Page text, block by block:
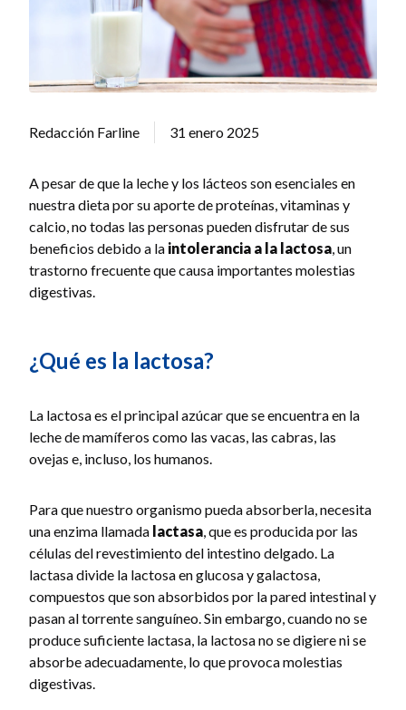
Redacción Farline 31 enero 2025
A pesar de que la leche y los lácteos son esenciales en
nuestra dieta por su aporte de proteínas, vitaminas y
calcio, no todas las personas pueden disfrutar de sus
beneficios debido a la intolerancia a la lactosa, un
trastorno frecuente que causa importantes molestias
digestivas.
¿Qué es la lactosa?
La lactosa es el principal azúcar que se encuentra en la
leche de mamíferos como las vacas, las cabras, las
ovejas e, incluso, los humanos.
Para que nuestro organismo pueda absorberla, necesita
una enzima llamada lactasa, que es producida por las
células del revestimiento del intestino delgado. La
lactasa divide la lactosa en glucosa y galactosa,
compuestos que son absorbidos por la pared intestinal y
pasan al torrente sanguíneo. Sin embargo, cuando no se
produce suficiente lactasa, la lactosa no se digiere ni se
absorbe adecuadamente, lo que provoca molestias
digestivas.